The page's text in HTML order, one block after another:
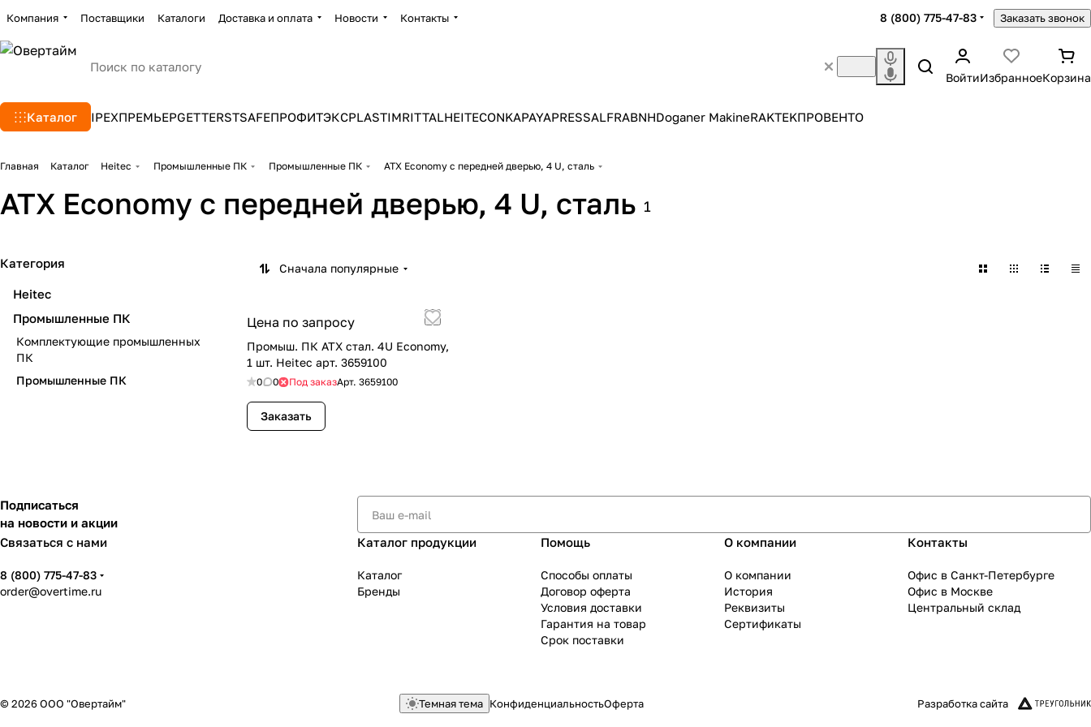
Компания Поставщики Каталоги Доставка и оплата Новости Контакты 8 (800) 775-47-83 Заказать звонок
ВойтиИзбранноеКорзина
Каталог IPEXПРЕМЬЕРGETTERSTSAFEПРОФИТЭКСPLASTIMRITTALHEITECONKAPAYAPRESSALFRABNHDoganer MakineRAKTEKПРОВЕНТО
Главная Каталог Heitec Промышленные ПК Промышленные ПК ATX Economy с передней дверью, 4 U, сталь
ATX Economy с передней дверью, 4 U, сталь 1
Сначала популярные
Цена по запросу
Промыш. ПК ATX стал. 4U Economy,
1 шт. Heitec арт. 3659100
0 0 Под заказАрт. 3659100
Заказать
Категория
Heitec
Промышленные ПК
Комплектующие промышленных
ПК
Промышленные ПК
Подписаться
на новости и акции
Связаться с нами
8 (800) 775-47-83
order@overtime.ru
Каталог продукции
Каталог
Бренды
Помощь
Способы оплаты
Договор оферта
Условия доставки
Гарантия на товар
Срок поставки
О компании
О компании
История
Реквизиты
Сертификаты
Контакты
Офис в Санкт-Петербурге
Офис в Москве
Центральный склад
© 2026 ООО "Овертайм" Темная тема КонфиденциальностьОферта Разработка сайта